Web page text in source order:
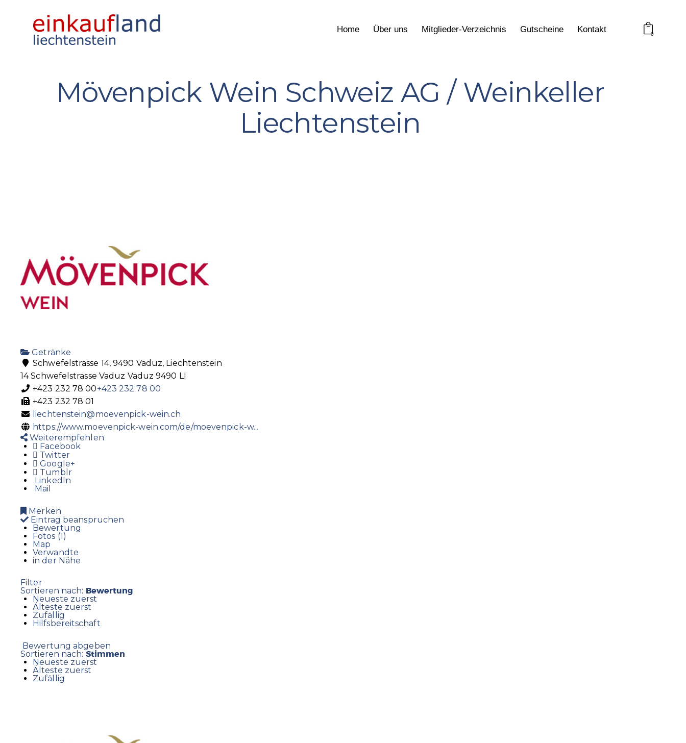
Home Über uns Mitglieder-Verzeichnis Gutscheine Kontakt 0
Mövenpick Wein Schweiz AG / Weinkeller
Liechtenstein
Getränke
Schwefelstrasse 14, 9490 Vaduz, Liechtenstein
14 Schwefelstrasse Vaduz Vaduz 9490 LI
+423 232 78 00+423 232 78 00
+423 232 78 01
liechtenstein@moevenpick-wein.ch
https://www.moevenpick-wein.com/de/moevenpick-w...
Weiterempfehlen
Facebook
Twitter
Google+
Tumblr
LinkedIn
Mail
Merken
Eintrag beanspruchen
Bewertung
Fotos (1)
Map
Verwandte
in der Nähe
Filter
Sortieren nach: Bewertung
Neueste zuerst
Älteste zuerst
Zufällig
Hilfsbereitschaft
Bewertung abgeben
Sortieren nach: Stimmen
Neueste zuerst
Älteste zuerst
Zufällig